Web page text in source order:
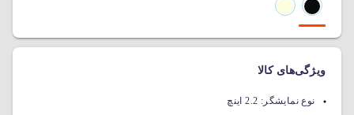
ویژگی‌های کالا
نوع نمایشگر: 2.2 اینچ